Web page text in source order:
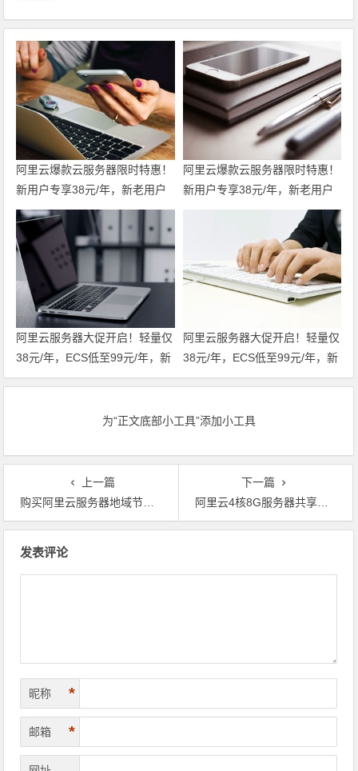
阿里云爆款云服务器限时特惠！
新用户专享38元/年，新老用户
均享99元/年，支持全场景一键
部署，轻松开服 领代金券
阿里云爆款云服务器限时特惠！
新用户专享38元/年，新老用户
均享99元/年，支持全场景一键
阿里云服务器大促开启！轻量仅
38元/年，ECS低至99元/年，新
老用户同享福利！u2i年付3折
级实例限时特惠，不容错过！领
阿里云服务器大促开启！轻量仅
38元/年，ECS低至99元/年，新
老用户同享福利！u2i年付3折
级实例限时特惠，不容错过！
为“正文底部小工具”添加小工具
上一篇
购买阿里云服务器地域节点如何选择？
下一篇
阿里云4核8G服务器共享型s6和计算型c6如何选择？
发表评论
昵称 *
邮箱 *